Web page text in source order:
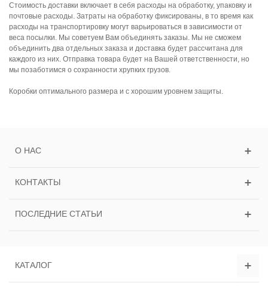
Стоимость доставки включает в себя расходы на обработку, упаковку и
почтовые расходы. Затраты на обработку фиксированы, в то время как
расходы на транспортировку могут варьироваться в зависимости от
веса посылки. Мы советуем Вам объединять заказы. Мы не сможем
объединить два отдельных заказа и доставка будет рассчитана для
каждого из них. Отправка товара будет на Вашей ответственности, но
мы позаботимся о сохранности хрупких грузов.
Коробки оптимального размера и с хорошим уровнем защиты.
О НАС
КОНТАКТЫ
ПОСЛЕДНИЕ СТАТЬИ
КАТАЛОГ